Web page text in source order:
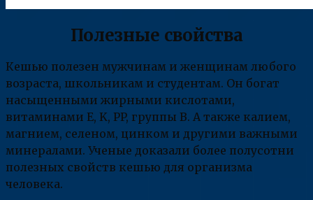
Полезные свойства
Кешью полезен мужчинам и женщинам любого
возраста, школьникам и студентам. Он богат
насыщенными жирными кислотами,
витаминами E, K, PP, группы B. А также калием,
магнием, селеном, цинком и другими важными
минералами. Ученые доказали более полусотни
полезных свойств кешью для организма
человека.